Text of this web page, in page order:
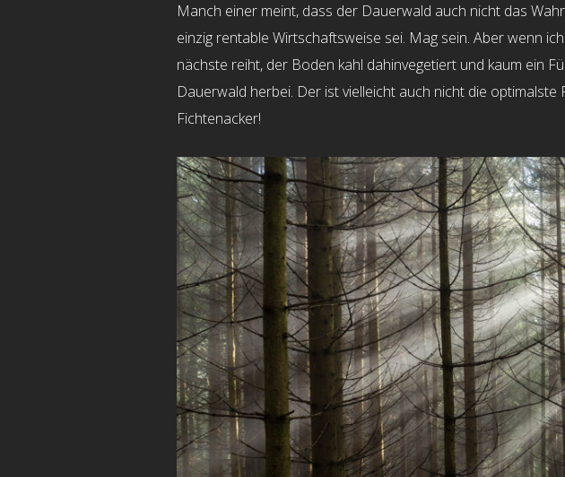
Manch einer meint, dass der Dauerwald auch nicht das
einzig rentable Wirtschaftsweise sei. Mag sein. Aber wenn
nächste reiht, der Boden kahl dahinvegetiert und kaum ein
Dauerwald herbei. Der ist vielleicht auch nicht die
Fichtenacker!